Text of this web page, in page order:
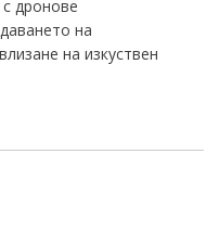
дронове
на
на изкуствен